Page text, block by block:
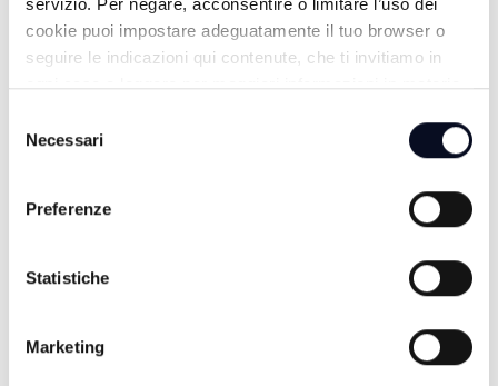
cookie puoi impostare adeguatamente il tuo browser o
seguire le indicazioni qui contenute, che ti invitiamo in
ogni caso a leggere per maggiori informazioni in materia
delNecessari
Preferenze
Statistiche
Marketing